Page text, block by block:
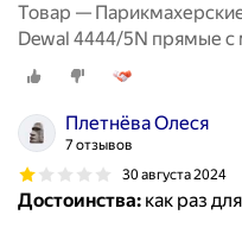
Товар —
Dewal 4444/5N прямые с
Плетнёва Олеся
7 отзывов
30 августа 2024
Достоинства: как раз